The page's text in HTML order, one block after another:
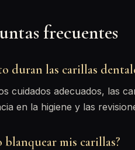
frecuentes
duran las carillas
cuidados adecuados, las
en la higiene y las
blanquear mis carillas?